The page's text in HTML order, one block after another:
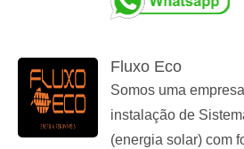
Fluxo Eco
Somos uma
instalação de
(energia solar) com